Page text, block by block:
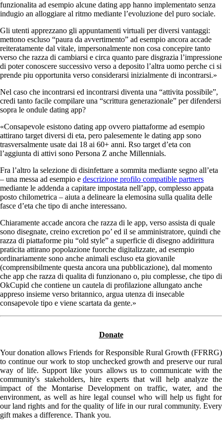
funzionalita ad esempio alcune dating app hanno implementato senza
indugio an alloggiare al ritmo mediante l’evoluzione del puro sociale.
Gli utenti apprezzano gli appuntamenti virtuali per diversi vantaggi:
mettono escluso “paura da avvertimento” ad esempio ancora accade
reiteratamente dal vitale, impersonalmente non cosa concepire tanto
verso che razza di cambiarsi e circa quanto pare disgrazia l’impressione
di poter conoscere successivo verso a deposito l’altra uomo perche ci si
prende piu opportunita verso considerarsi inizialmente di incontrarsi.»
Nel caso che incontrarsi ed incontrarsi diventa una “attivita possibile”,
credi tanto facile compilare una “scrittura generazionale” per difendersi
sopra le ondule dating app?
«Consapevole esistono dating app ovvero piattaforme ad esempio
attirano target diversi di eta, pero palesemente le dating app sono
trasversalmente usate dai 18 ai 60+ anni. Rso target d’eta con
l’aggiunta di attivi sono Persona Z anche Millennials.
Fra l’altro la selezione di disinfettare a sommita mediante segno all’eta
– una messa ad esempio e descrizione profilo compatible partners
mediante le addenda a capitare impostata nell’app, complesso appata
posto chilometrica – aiuta a delineare la elemosina sulla qualita delle
fasce d’eta che tipo di anche interessano.
Chiaramente accade ancora che razza di le app, verso assista di quale
sono disegnate, creino excretion po’ ed il se amministratore, quindi che
razza di piattaforme piu “old style” a superficie di disegno addirittura
praticita attirano popolazione fuorche digitalizzate, ad esempio
ordinariamente sono anche animali escluso eta giovanile
(comprensibilmente questa ancora una pubblicazione), dal momento
che app che razza di qualita di funzionano o, piu complesse, che tipo di
OkCupid che contiene un cautela di profilazione allungato anche
appreso insieme verso britannico, argua utenza di insecable
consapevole tipo e viene scartata da gente.»
Donate
Your donation allows Friends for Responsible Rural Growth (FFRRG)
to continue our work to stop unchecked growth and preserve our rural
way of life. Support like yours allows us to communicate with the
community's stakeholders, hire experts that will help analyze the
impact of the Montarise Development on traffic, water, and the
environment, as well as hire legal counsel who will help us fight for
our land rights and for the quality of life in our rural community. Every
gift makes a difference. Thank you.